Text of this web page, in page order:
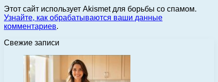
Этот сайт использует Akismet для борьбы со спамом.
Узнайте, как обрабатываются ваши данные
комментариев.
Свежие записи